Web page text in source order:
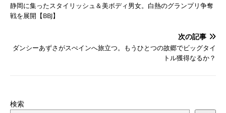
静岡に集ったスタイリッシュ＆美ボディ男女。白熱のグランプリ争奪
戦を展開【BBJ】
次の記事
ダンシーあずさがスぺインへ旅立つ。もうひとつの故郷でビッグタイ
トル獲得なるか？
検索